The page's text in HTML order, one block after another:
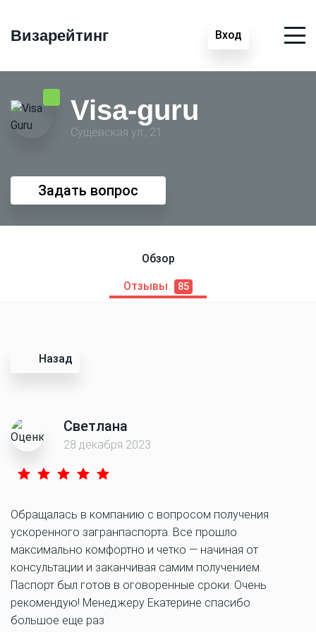
Визарейтинг Вход
Visa-guru
Сущёвская ул., 21
Задать вопрос
Обзор
Отзывы 85
Назад
Светлана
28 декабря 2023
Обращалась в компанию с вопросом получения
ускоренного загранпаспорта. Все прошло
максимально комфортно и четко — начиная от
консультации и заканчивая самим получением.
Паспорт был готов в оговоренные сроки. Очень
рекомендую! Менеджеру Екатерине спасибо
большое еще раз